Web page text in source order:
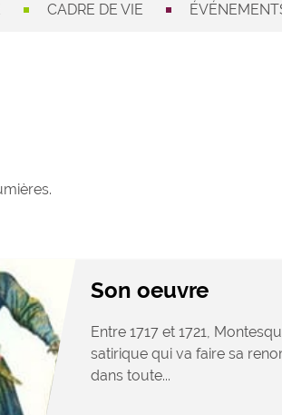
CADRE DE VIE
Son oeuvre
Entre 1717 et 1721,
satirique qui va faire sa
dans toute...